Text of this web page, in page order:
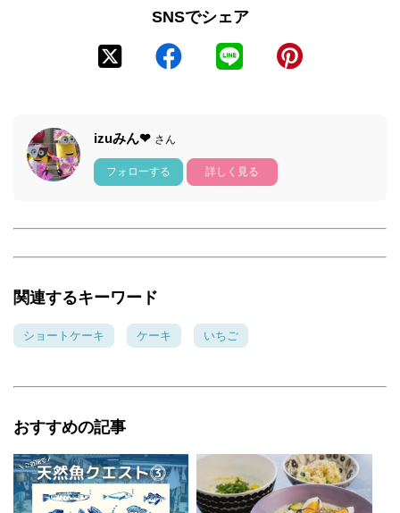
SNSでシェア
izuみん❤ さん
フォローする 詳しく見る
関連するキーワード
ショートケーキ ケーキ いちご
おすすめの記事